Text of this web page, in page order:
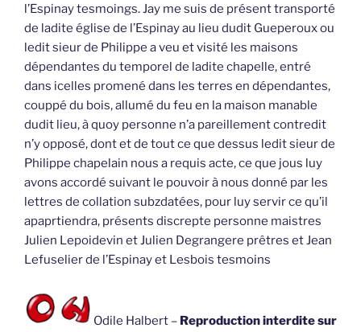
l’Espinay tesmoings. Jay me suis de présent transporté
de ladite église de l’Espinay au lieu dudit Gueperoux ou
ledit sieur de Philippe a veu et visité les maisons
dépendantes du temporel de ladite chapelle, entré
dans icelles promené dans les terres en dépendantes,
couppé du bois, allumé du feu en la maison manable
dudit lieu, à quoy personne n’a pareillement contredit
n’y opposé, dont et de tout ce que dessus ledit sieur de
Philippe chapelain nous a requis acte, ce que jous luy
avons accordé suivant le pouvoir à nous donné par les
lettres de collation subzdatées, pour luy servir ce qu’il
apaprtiendra, présents discrepte personne maistres
Julien Lepoidevin et Julien Degrangere prêtres et Jean
Lefuselier de l’Espinay et Lesbois tesmoins
Odile Halbert – Reproduction interdite sur